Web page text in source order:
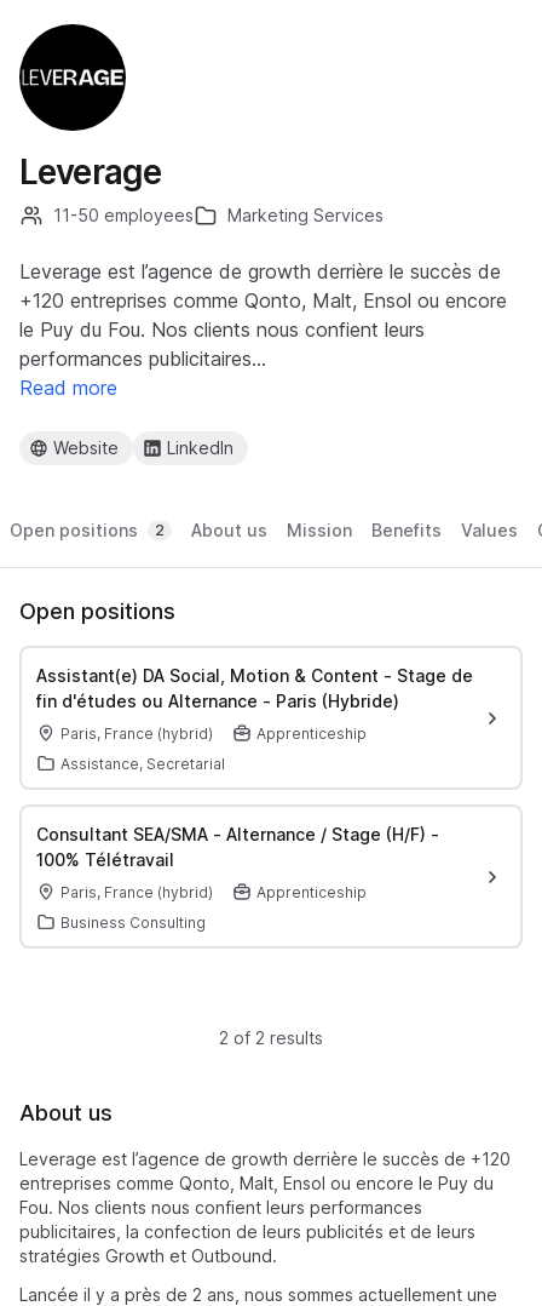
Leverage
11-50 employees Marketing Services
Leverage est l’agence de growth derrière le succès de
+120 entreprises comme Qonto, Malt, Ensol ou encore
le Puy du Fou. Nos clients nous confient leurs
performances publicitaires…
Read more
Website LinkedIn
Open positions 2 About us Mission Benefits Values
Open positions
Assistant(e) DA Social, Motion & Content - Stage de
fin d'études ou Alternance - Paris (Hybride)
Paris, France (hybrid)
Apprenticeship
Assistance, Secretarial
Consultant SEA/SMA - Alternance / Stage (H/F) -
100% Télétravail
Paris, France (hybrid)
Apprenticeship
Business Consulting
2 of 2 results
About us
Leverage est l’agence de growth derrière le succès de +120
entreprises comme Qonto, Malt, Ensol ou encore le Puy du
Fou. Nos clients nous confient leurs performances
publicitaires, la confection de leurs publicités et de leurs
stratégies Growth et Outbound.
Lancée il y a près de 2 ans, nous sommes actuellement une